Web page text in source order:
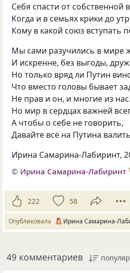
Себя спасти от собственной
Когда и в семьях крики до
Кому в какой союз вступать
Мы сами разучились в мире
И искренне, без выгоды,
Но только вряд ли Путин
Что вместо головы бывает
Не прав и он, и многие из
Но мир в сердцах важней
А чтобы о себе не говорить,
Давайте всё на Путина
Ирина Самарина-Лабиринт,
© Ирина Самарина-Лабиринт
222 58
Опубликовала Ирина Самарина-
49 комментариев